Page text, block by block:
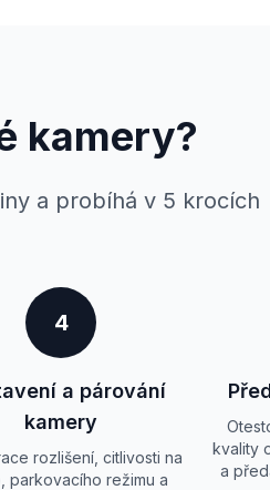
kamery?
a probíhá v 5 krocích
4
a párování
kamery
rozlišení, citlivosti na
parkovacího režimu a
kvality
a